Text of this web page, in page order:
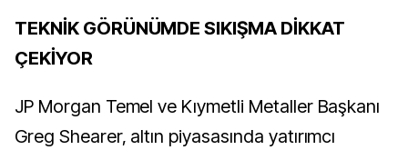
TEKNİK GÖRÜNÜMDE SIKIŞMA DİKKAT
ÇEKİYOR
JP Morgan Temel ve Kıymetli Metaller Başkanı
Greg Shearer, altın piyasasında yatırımcı